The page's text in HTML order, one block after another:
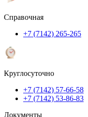
Справочная
+7 (7142) 265-265
Круглосуточно
+7 (7142) 57-66-58
+7 (7142) 53-86-83
Документы